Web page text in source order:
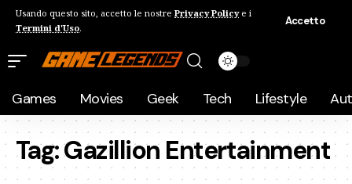
Usando questo sito, accetto le nostre Privacy Policye i
Termini d'Uso.
Accetto
Games Movies Geek Tech Lifestyle
Tag:Gazillion Entertainment